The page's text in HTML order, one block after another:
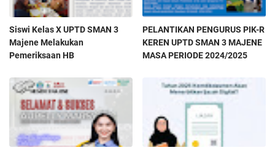
Siswi Kelas X UPTD SMAN 3
Majene Melakukan
Pemeriksaan HB
PELANTIKAN PENGURUS PIK-R
KEREN UPTD SMAN 3 MAJENE
MASA PERIODE 2024/2025